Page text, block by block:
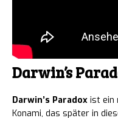
Darwin’s
Darwin’s Paradox ist ein
Konami, das später in